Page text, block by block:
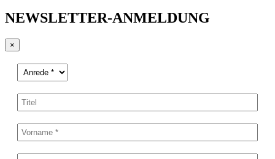
NEWSLETTER-ANMELDUNG
×